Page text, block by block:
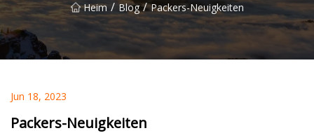
Heim / Blog / Packers-Neuigkeiten
Jun 18, 2023
Packers-Neuigkeiten